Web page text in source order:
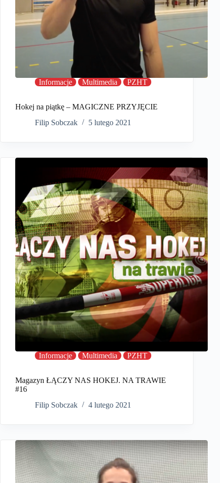
Informacje Multimedia PZHT
Hokej na piątkę – MAGICZNE PRZYJĘCIE
Filip Sobczak
5 lutego 2021
Informacje Multimedia PZHT
Magazyn ŁĄCZY NAS HOKEJ. NA TRAWIE
#16
Filip Sobczak
4 lutego 2021